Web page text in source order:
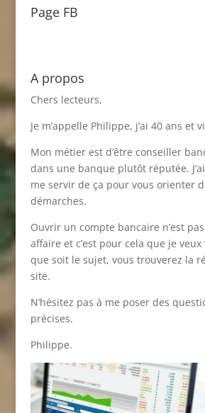
Page FB
A propos
Chers lecteurs,
Je m’appelle Philippe, j’ai 40 ans et
Mon métier est d’être conseiller
dans une banque plutôt réputée.
me servir de ça pour vous orienter
démarches.
Ouvrir un compte bancaire n’est
affaire et c’est pour cela que je
que soit le sujet, vous trouverez la
site.
N’hésitez pas à me poser des
précises.
Philippe.